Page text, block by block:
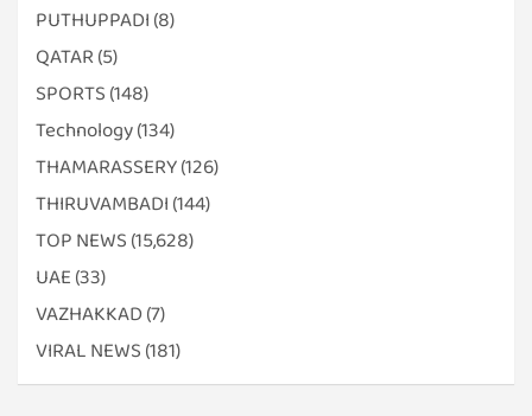
PUTHUPPADI (8)
QATAR (5)
SPORTS (148)
Technology(134)
THAMARASSERY(126)
THIRUVAMBADI (144)
TOP NEWS (15,628)
UAE (33)
VAZHAKKAD(7)
VIRAL NEWS (181)